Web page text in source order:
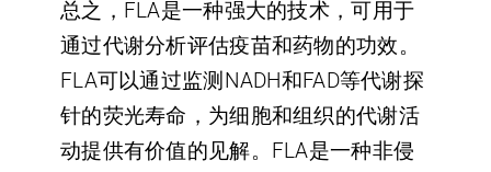
总之，FLA是一种强大的技术，可用于
通过代谢分析评估疫苗和药物的功效。
FLA可以通过监测NADH和FAD等代谢探
针的荧光寿命，为细胞和组织的代谢活
动提供有价值的见解。FLA是一种非侵